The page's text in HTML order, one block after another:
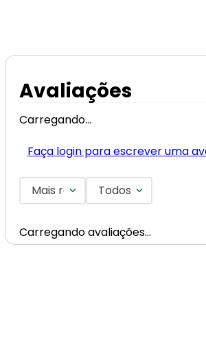
Avaliações
Carregando…
Faça login para escrever uma
Mais recentesTodos
Carregando avaliações…